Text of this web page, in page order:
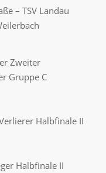
– TSV Landau
Zweiter
Gruppe C
Halbfinale II
Halbfinale II